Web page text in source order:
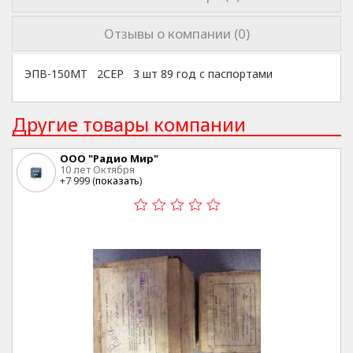
Отзывы о компании (0)
ЭПВ-150МТ 2СЕР 3 шт 89 год с паспортами
Другие товары компании
ООО "Радио Мир"
10 лет Октября
+7 999 (показать)